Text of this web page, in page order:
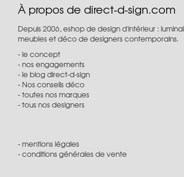
À propos de direct-d-sign.com
Depuis 2006, eshop de design d'intérieur :
meubles et déco de designers contemporains.
le concept
nos engagements
le blog direct-d-sign
Nos conseils déco
toutes nos marques
tous nos designers
mentions légales
conditions générales de vente